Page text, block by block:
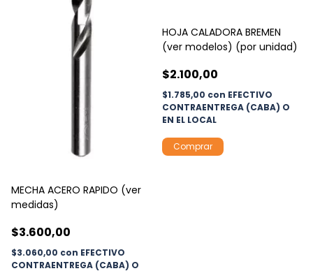
MECHA ACERO RAPIDO (ver
medidas)
$3.600,00
$3.060,00 con EFECTIVO
CONTRAENTREGA (CABA) O
HOJA CALADORA BREMEN
(ver modelos) (por unidad)
$2.100,00
$1.785,00 con EFECTIVO
CONTRAENTREGA (CABA) O
EN EL LOCAL
Comprar